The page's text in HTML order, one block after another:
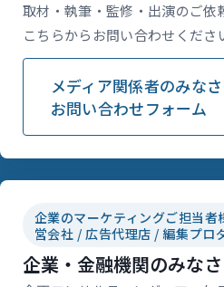
取材・執筆・監修・出演のご依
こちらからお問い合わせくださ
メディア関係者のみな
お問い合わせフォーム
企業のマーケティングご担当者
営会社 / 広告代理店 / 編集プロ
企業・金融機関のみな